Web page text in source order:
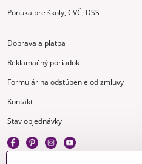
Ponuka pre školy, CVČ, DSS
Doprava a platba
Reklamačný poriadok
Formulár na odstúpenie od zmluvy
Kontakt
Stav objednávky